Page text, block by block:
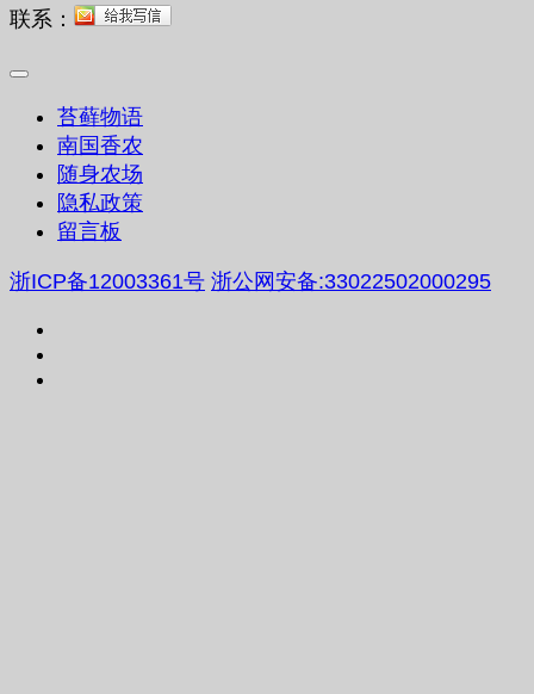
联系：
苔藓物语
南国香农
随身农场
隐私政策
留言板
浙ICP备12003361号 浙公网安备:33022502000295